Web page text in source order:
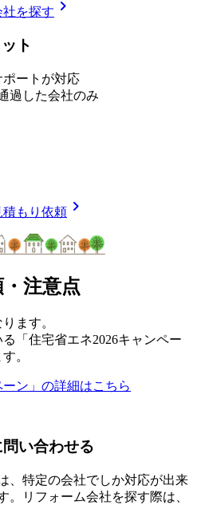
を探す chevron_right
ッ ト
ポートが対応
過した会社のみ
積もり依頼 chevron_right
注意点
ます。
「住宅省エネ2026キャンペー
。
ーン」の詳細はこちら
い合わせる
、特定の会社でしか対応が出来
。リフォーム会社を探す際は、